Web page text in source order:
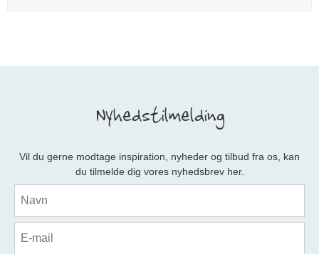
Nyhedstilmelding
Vil du gerne modtage inspiration, nyheder og tilbud fra os, kan
du tilmelde dig vores nyhedsbrev her.